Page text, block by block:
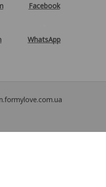
Facebook
WhatsApp